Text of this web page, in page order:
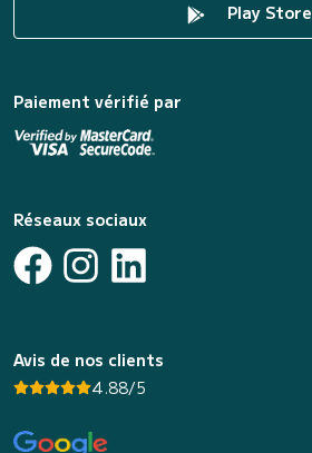
Play Store
Paiement vérifié par
Réseaux sociaux
Avis de nos clients
4.88/5